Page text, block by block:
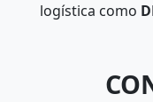
logística como